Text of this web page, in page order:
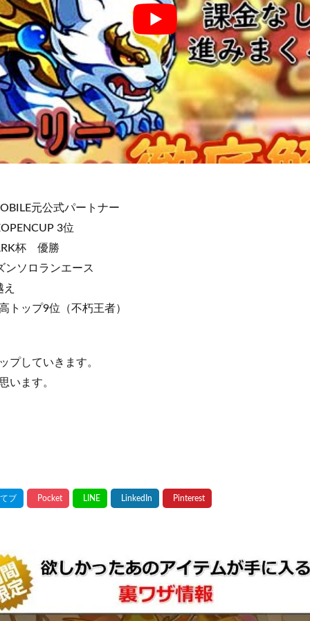
元公式パートナー
3位
杯 優勝
ンソロランエース
ップ9位（不朽王者）
プしていきます。
います。